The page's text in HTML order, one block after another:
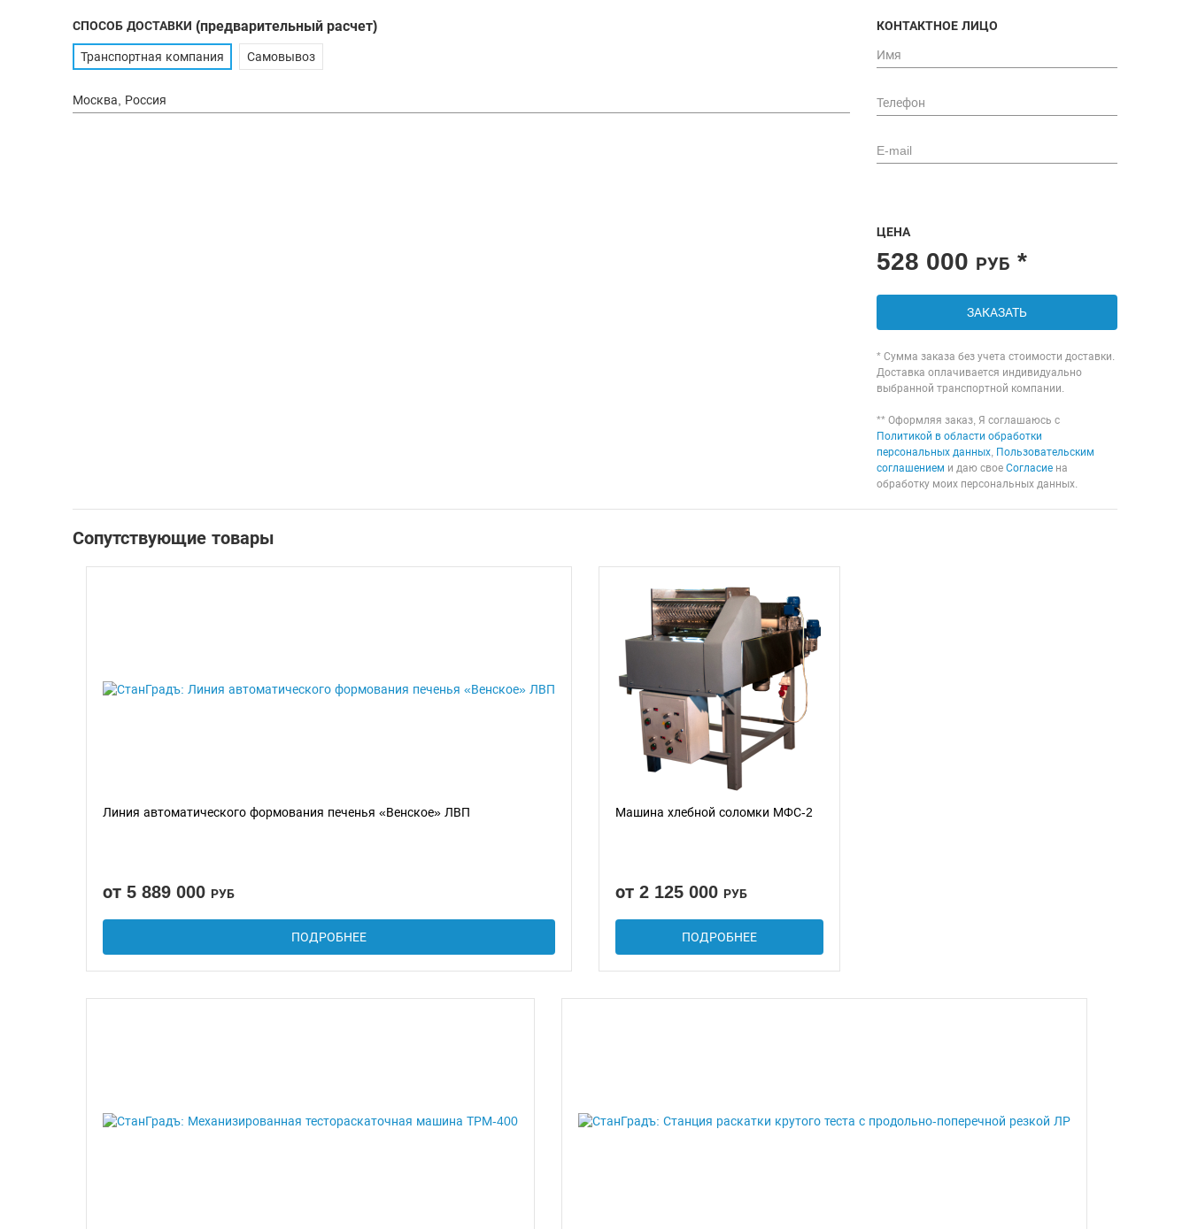
СПОСОБ ДОСТАВКИ (предварительный расчет)
Транспортная компания Самовывоз
КОНТАКТНОЕ ЛИЦО
ЦЕНА
528 000 РУБ *
ЗАКАЗАТЬ
* Сумма заказа без учета стоимости доставки.
Доставка оплачивается индивидуально
выбранной транспортной компании.
** Оформляя заказ, Я соглашаюсь с
Политикой в области обработки
персональных данных, Пользовательским
соглашением и даю свое Согласиена
обработку моих персональных данных.
Сопутствующие товары
Линия автоматического формования печенья «Венское» ЛВП
от 5 889 000 РУБ
ПОДРОБНЕЕ
Машина хлебной соломки МФС-2
от 2 125 000 РУБ
ПОДРОБНЕЕ